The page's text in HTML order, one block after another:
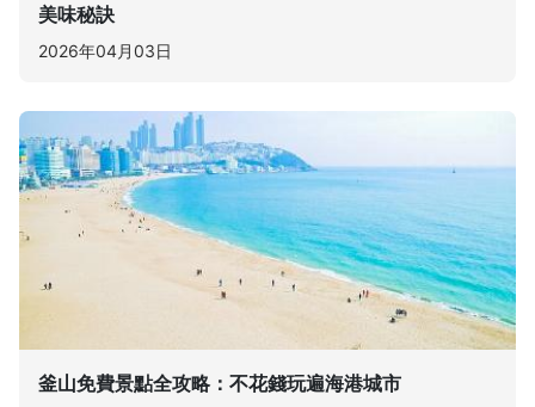
美味秘訣
2026年04月03日
釜山免費景點全攻略：不花錢玩遍海港城市